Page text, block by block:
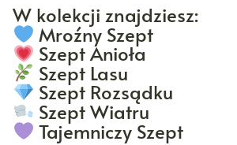
W kolekcji znajdziesz:
Mroźny Szept
Szept Anioła
Szept Lasu
Szept Rozsądku
Szept Wiatru
Tajemniczy Szept